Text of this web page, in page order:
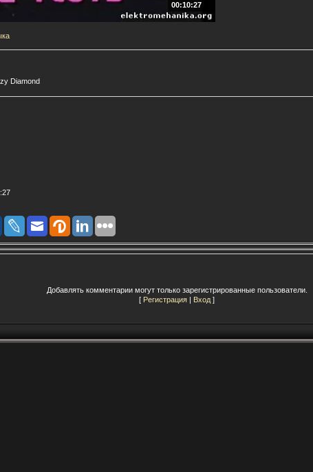
00:10:27
Diamond
Добавлять комментарии могут только зарегистрированные пользователи.
[ Регистрация Вход ]